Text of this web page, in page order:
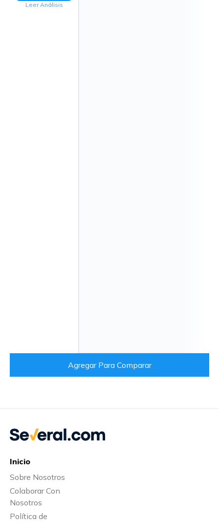
Leer Análisis
Agregar Para Comparar
Inicio
Sobre Nosotros
Colaborar Con
Nosotros
Política de